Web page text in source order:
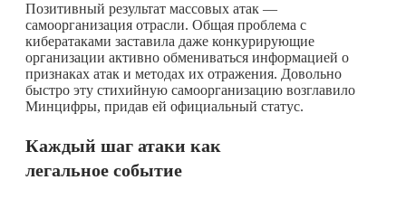
Позитивный результат массовых атак —
самоорганизация отрасли. Общая проблема с
кибератаками заставила даже конкурирующие
организации активно обмениваться информацией о
признаках атак и методах их отражения. Довольно
быстро эту стихийную самоорганизацию возглавило
Минцифры, придав ей официальный статус.
Каждый шаг атаки как
легальное событие